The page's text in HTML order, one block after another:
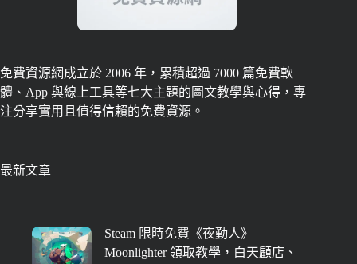
免費資源網成立於 2006 年，累積超過 7000 篇免費軟
體、App 與線上工具等七大主題的圖文教學與心得，專
注分享實用且值得信賴的免費資源。
最新文章
Steam 限時免費《夜勤人》
Moonlighter 領取教學，白天顧店、